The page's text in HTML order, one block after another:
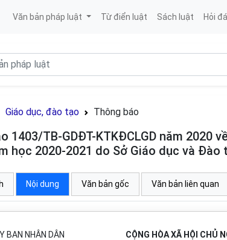
Văn bản pháp luật Từ điển luật Sách luật Hỏi
Giáo dục, đào tạo Thông báo
1403/TB-GDĐT-KTKĐCLGD năm 2020
học 2020-2021 do Sở Giáo dục và Đào
Nội dung Văn bản gốc Văn bản liên quan
BAN NHÂN DÂN
CỘNG HÒA XÃ HỘI CHỦ